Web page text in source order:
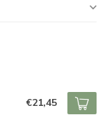
€21,45